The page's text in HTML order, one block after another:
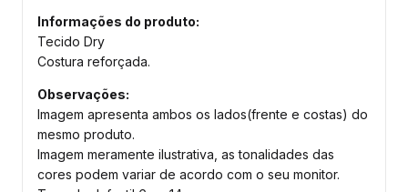
Informações do produto:
Tecido Dry
Costura reforçada.
Observações:
Imagem apresenta ambos os lados(frente e costas) do
mesmo produto.
Imagem meramente ilustrativa, as tonalidades das
cores podem variar de acordo com o seu monitor.